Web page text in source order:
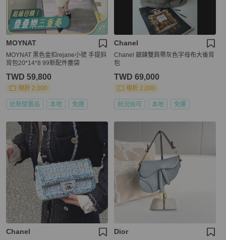
MOYNAT
MOYNAT 黑色金扣rejane小號 手提斜
背包20*14*8 99新配件塵袋
TWD 59,800
現折 2,000
近新閒置品 本地 免運
Chanel
Chanel 銀鍊雙肩帶灰色字母布大後背
包
TWD 69,000
現折 2,000
狀況尚可 本地 免運
Chanel Dior